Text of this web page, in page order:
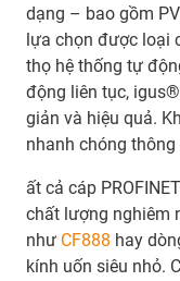
dạng – bao gồm
lựa chọn được loại
thọ hệ thống tự
động liên tục,
giản và hiệu quả.
nhanh chóng
ất cả cáp
chất lượng nghiêm
như CF888 hay
kính uốn siêu nhỏ.